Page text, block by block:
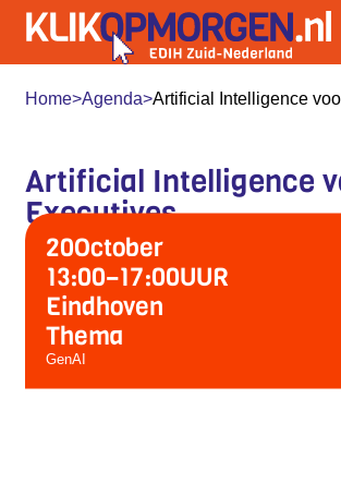
Home>Agenda>Artificial Intelligence
Artificial Intelligence
Executives
20October
13:00–17:00UUR
Eindhoven
Thema
GenAI